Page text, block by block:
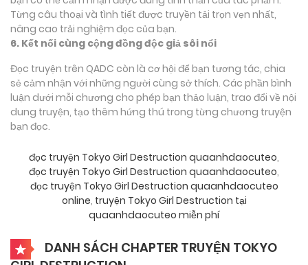
Từng câu thoại và tình tiết được truyền tải trọn vẹn nhất,
nâng cao trải nghiệm đọc của bạn.
6. Kết nối cùng cộng đồng độc giả sôi nổi
Đọc truyện trên QADC còn là cơ hội để bạn tương tác, chia
sẻ cảm nhận với những người cùng sở thích. Các phần bình
luận dưới mỗi chương cho phép bạn thảo luận, trao đổi về nội
dung truyện, tạo thêm hứng thú trong từng chương truyện
bạn đọc.
đọc truyện Tokyo Girl Destruction quaanhdaocuteo,
đọc truyện Tokyo Girl Destruction quaanhdaocuteo,
đọc truyện Tokyo Girl Destruction quaanhdaocuteo
online, truyện Tokyo Girl Destruction tại
quaanhdaocuteo miễn phí
DANH SÁCH CHAPTER TRUYỆN TOKYO